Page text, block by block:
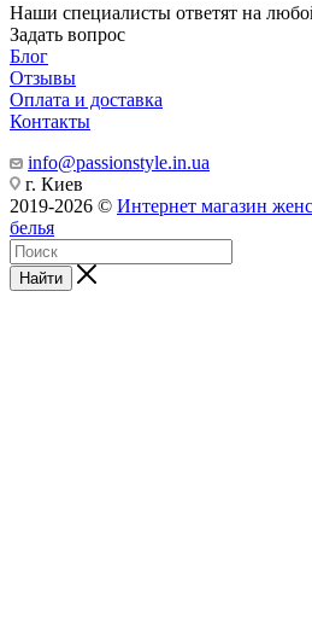
Наши специалисты ответят на
Задать вопрос
Блог
Отзывы
Оплата и доставка
Контакты
info@passionstyle.in.ua
г. Киев
2019-2026 © Интернет магазин
белья
Найти